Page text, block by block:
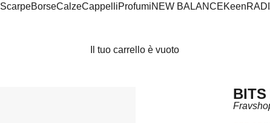
ScarpeBorseCalzeCappelliProfumiNEW BALANCEKeen
Il tuo carrello è vuoto
BITS